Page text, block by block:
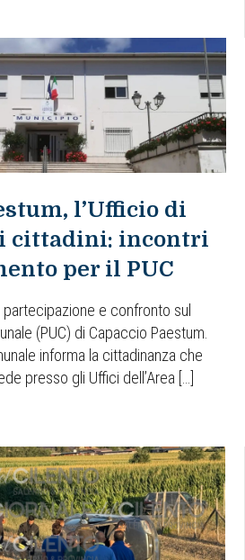
l’Ufficio di
cittadini: incontri
per il PUC
e confronto sul
(PUC) di Capaccio Paestum.
informa la cittadinanza che
presso gli Uffici dell’Area […]